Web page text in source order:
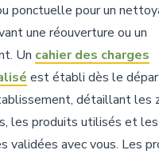
ponctuelle pour un
une réouverture ou un
Un cahier des charges
est établi dès le
détaillant les
les produits utilisés et les
validées avec vous. Les